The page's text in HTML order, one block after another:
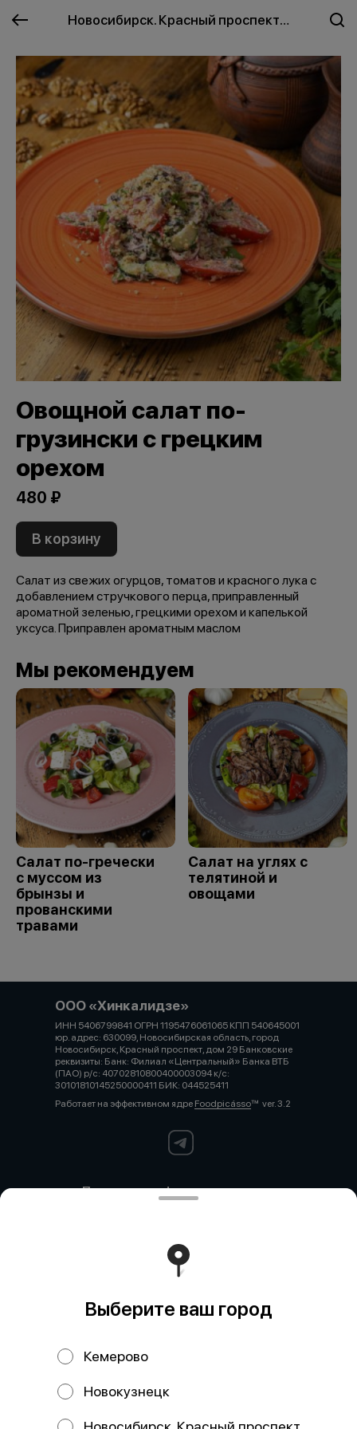
Новосибирск. Красный проспект
Овощной салат по-
грузински с грецким
орехом
480 ₽
В корзину
Салат из свежих огурцов, томатов и красного лука с
добавлением стручкового перца, приправленный
ароматной зеленью, грецкими орехом и капелькой
уксуса. Приправлен ароматным маслом
Мы рекомендуем
Салат по-гречески
с муссом из
брынзы и
прованскими
травами
Салат на углях с
телятиной и
овощами
ООО «Хинкалидзе»
ИНН 5406799841 ОГРН 1195476061065 КПП 540645001
юр. адрес: 630099, Новосибирская область, город
Новосибирск, Красный проспект, дом 29 Банковские
реквизиты: Банк: Филиал «Центральный» Банка ВТБ
(ПАО) р/с: 40702810800400003094 к/с:
30101810145250000411 БИК: 044525411
Работает на эффективном ядре Foodpicássover. 3.2
Политика конфиденциальности
Новокузнецк
Политика конфиденциальности
Политика конфиденциальности
Выберите ваш город
Кемерово
Новокузнецк